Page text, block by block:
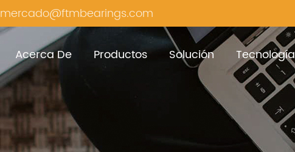
mercado@ftmbearings.com
Acerca De Productos Solución Tecnología